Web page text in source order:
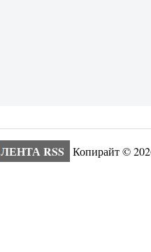
ЛЕНТА RSS Копирайт ©